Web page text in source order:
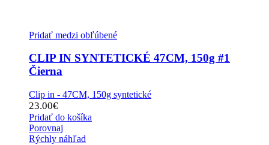
Pridať medzi obľúbené
CLIP IN SYNTETICKÉ 47CM, 150g #1
Čierna
Clip in - 47CM, 150g syntetické
23.00€
Pridať do košíka
Porovnaj
Rýchly náhľad